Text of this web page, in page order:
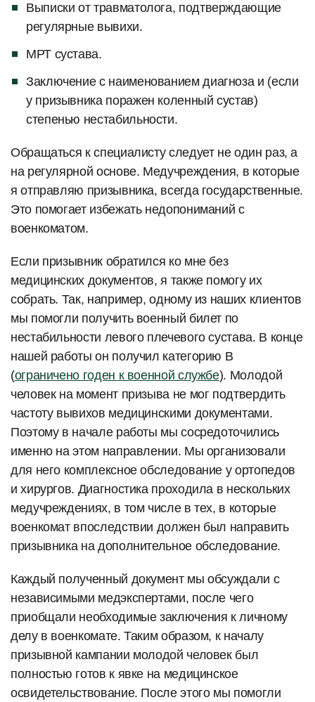
Выписки от травматолога, подтверждающие
регулярные вывихи.
МРТ сустава.
Заключение с наименованием диагноза и (если
у призывника поражен коленный сустав)
степенью нестабильности.
Обращаться к специалисту следует не один раз, а
на регулярной основе. Медучреждения, в которые
я отправляю призывника, всегда государственные.
Это помогает избежать недопониманий с
военкоматом.
Если призывник обратился ко мне без
медицинских документов, я также помогу их
собрать. Так, например, одному из наших клиентов
мы помогли получить военный билет по
нестабильности левого плечевого сустава. В конце
нашей работы он получил категорию В
(ограничено годен к военной службе). Молодой
человек на момент призыва не мог подтвердить
частоту вывихов медицинскими документами.
Поэтому в начале работы мы сосредоточились
именно на этом направлении. Мы организовали
для него комплексное обследование у ортопедов
и хирургов. Диагностика проходила в нескольких
медучреждениях, в том числе в тех, в которые
военкомат впоследствии должен был направить
призывника на дополнительное обследование.
Каждый полученный документ мы обсуждали с
независимыми медэкспертами, после чего
приобщали необходимые заключения к личному
делу в военкомате. Таким образом, к началу
призывной кампании молодой человек был
полностью готов к явке на медицинское
освидетельствование. После этого мы помогли